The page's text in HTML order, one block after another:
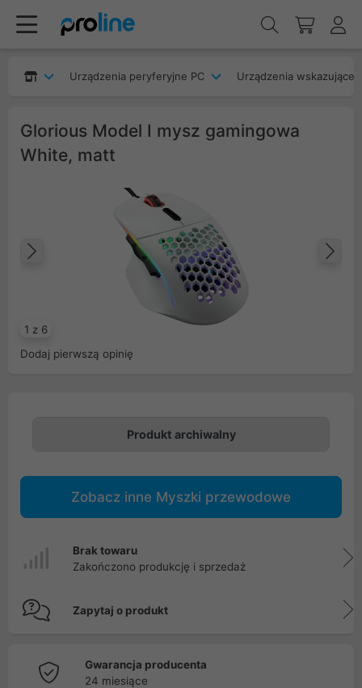
Urządzenia peryferyjne PC Urządzenia wskazujące
Glorious Model I mysz gamingowa
White, matt
1 z 6
Poprzedni
Dodaj pierwszą opinię
Produkt archiwalny
Zobacz inne Myszki przewodowe
Brak towaru
Zakończono produkcję i sprzedaż
Zapytaj o produkt
Gwarancja producenta
24 miesiące